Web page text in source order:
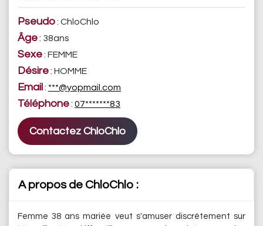
Pseudo: ChloChlo
Âge: 38ans
Sexe: FEMME
Désire: HOMME
Email: ***@yopmail.com
Téléphone: 07*******83
Contactez ChloChlo
A propos de ChloChlo :
Femme 38 ans mariée veut s'amuser discrètement sur